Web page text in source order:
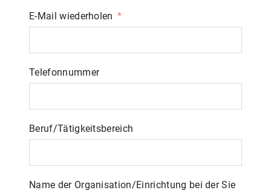
E-Mail wiederholen
Telefonnummer
Beruf/Tätigkeitsbereich
Name der Organisation/Einrichtung bei der Sie